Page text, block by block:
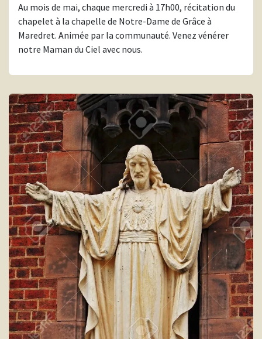
Au mois de mai, chaque mercredi à 17h00, récitation du
chapelet à la chapelle de Notre-Dame de Grâce à
Maredret. Animée par la communauté. Venez vénérer
notre Maman du Ciel avec nous.